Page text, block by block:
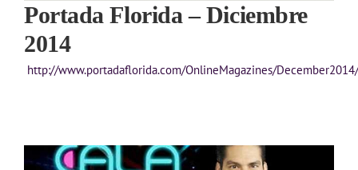
Portada Florida – Diciembre
2014
http://www.portadaflorida.com/OnlineMagazines/